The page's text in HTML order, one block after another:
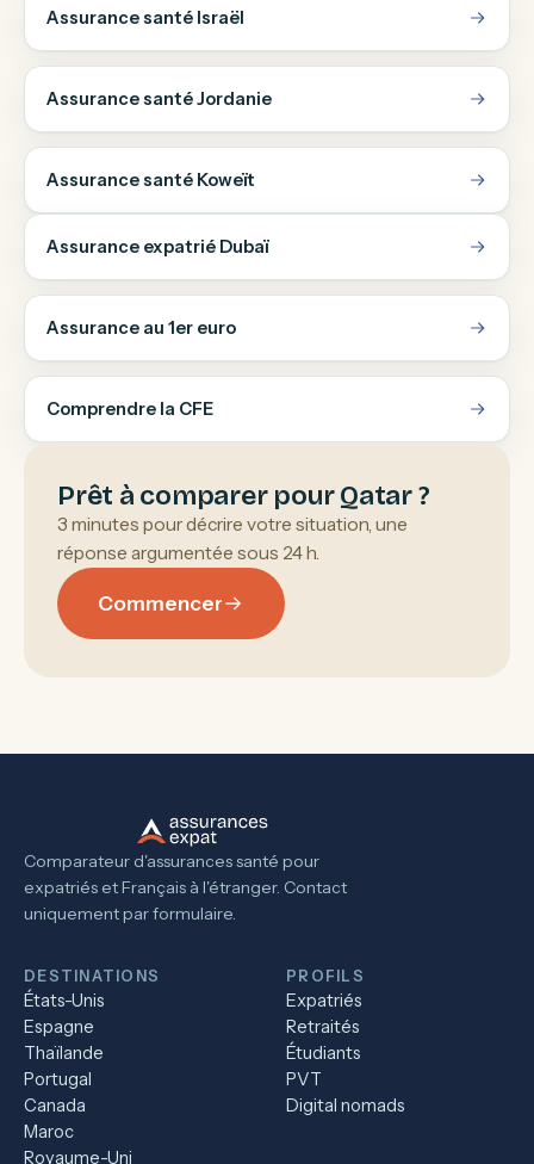
Assurance santé Israël
Assurance santé Jordanie
Assurance santé Koweït
Assurance expatrié Dubaï
Assurance au 1er euro
Comprendre la CFE
Prêt à comparer pour Qatar ?
3 minutes pour décrire votre situation, une
réponse argumentée sous 24 h.
Commencer
Comparateur d'assurances santé pour
expatriés et Français à l'étranger. Contact
uniquement par formulaire.
DESTINATIONS
États-Unis
Espagne
Thaïlande
Portugal
Canada
Maroc
Royaume-Uni
PROFILS
Expatriés
Retraités
Étudiants
PVT
Digital nomads